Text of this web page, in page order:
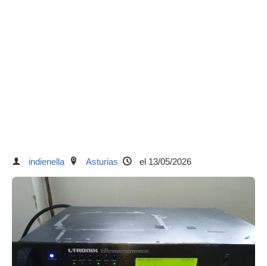
indienella Asturias el 13/05/2026